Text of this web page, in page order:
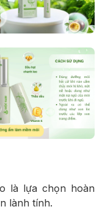
là lựa chọn hoàn
lành tính.